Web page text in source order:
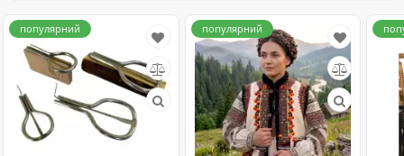
популярний популярний